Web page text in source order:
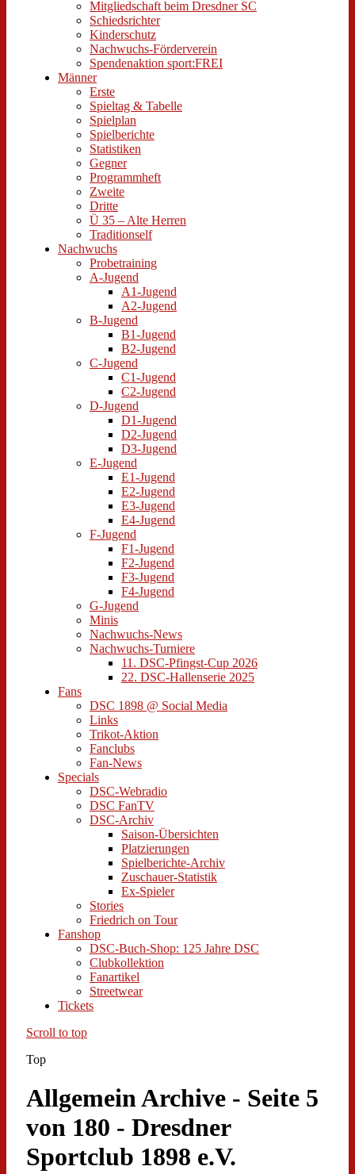
Mitgliedschaft beim Dresdner SC
Schiedsrichter
Kinderschutz
Nachwuchs-Förderverein
Spendenaktion sport:FREI
Männer
Erste
Spieltag & Tabelle
Spielplan
Spielberichte
Statistiken
Gegner
Programmheft
Zweite
Dritte
Ü 35 – Alte Herren
Traditionself
Nachwuchs
Probetraining
A-Jugend
A1-Jugend
A2-Jugend
B-Jugend
B1-Jugend
B2-Jugend
C-Jugend
C1-Jugend
C2-Jugend
D-Jugend
D1-Jugend
D2-Jugend
D3-Jugend
E-Jugend
E1-Jugend
E2-Jugend
E3-Jugend
E4-Jugend
F-Jugend
F1-Jugend
F2-Jugend
F3-Jugend
F4-Jugend
G-Jugend
Minis
Nachwuchs-News
Nachwuchs-Turniere
11. DSC-Pfingst-Cup 2026
22. DSC-Hallenserie 2025
Fans
DSC 1898 @ Social Media
Links
Trikot-Aktion
Fanclubs
Fan-News
Specials
DSC-Webradio
DSC FanTV
DSC-Archiv
Saison-Übersichten
Platzierungen
Spielberichte-Archiv
Zuschauer-Statistik
Ex-Spieler
Stories
Friedrich on Tour
Fanshop
DSC-Buch-Shop: 125 Jahre DSC
Clubkollektion
Fanartikel
Streetwear
Tickets
Scroll to top
Top
Allgemein Archive - Seite 5
von 180 - Dresdner
Sportclub 1898 e.V.